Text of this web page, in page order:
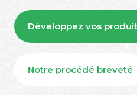
Développez vos
Notre procédé breveté